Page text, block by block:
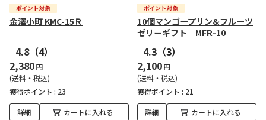
金澤小町 KMC-15Ｒ
4.8（4）
2,380円
(送料・税込)
獲得ポイント : 23
詳細 カートに入れる
10個マンゴープリン&フルーツ
ゼリーギフト MFR-10
4.3 （3）
2,100円
(送料・税込)
獲得ポイント : 21
詳細 カートに入れる